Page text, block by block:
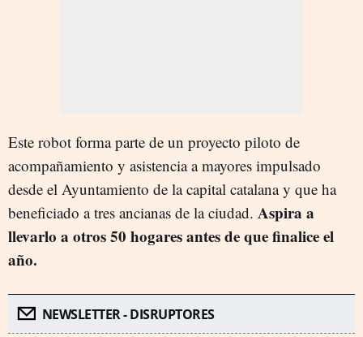
Este robot forma parte de un proyecto piloto de
acompañamiento y asistencia a mayores impulsado
desde el Ayuntamiento de la capital catalana y que ha
beneficiado a tres ancianas de la ciudad. Aspira a
llevarlo a otros 50 hogares antes de que finalice el
año.
NEWSLETTER - DISRUPTORES